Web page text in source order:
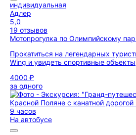
индивидуальная
Адлер
5,0
19 отзывов
Мотопрогулка по Олимпийскому
Прокатиться на легендарных
Wing и увидеть спортивные объекты
4000 ₽
за одного
9 часов
На автобусе